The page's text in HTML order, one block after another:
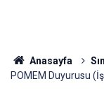
Anasayfa
POMEM Duyurusu